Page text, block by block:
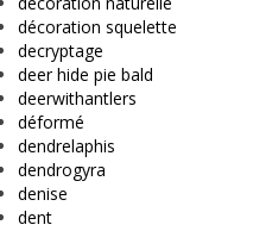
décoration squelette
decryptage
deer hide pie bald
deerwithantlers
déformé
dendrelaphis
dendrogyra
denise
dent